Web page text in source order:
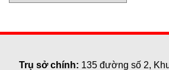
Trụ sở chính: 135 đường số 2,